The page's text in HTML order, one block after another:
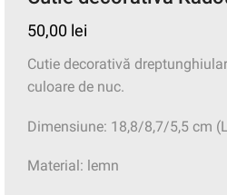
50,00 lei
Cutie decorativă
culoare de nuc.
Dimensiune: 18,8/8,7/5,5 cm
Material: lemn